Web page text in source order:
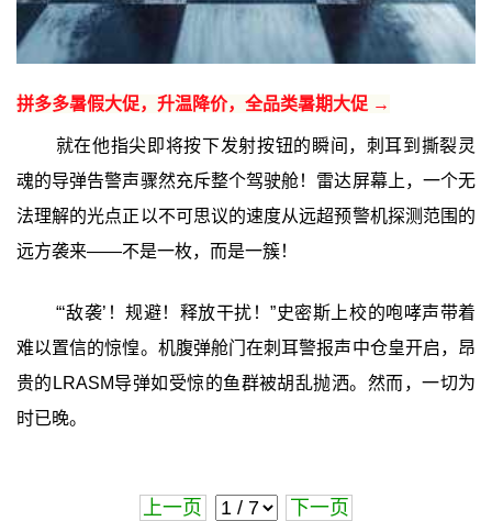
拼多多暑假大促，升温降价，全品类暑期大促 →
就在他指尖即将按下发射按钮的瞬间，刺耳到撕裂灵
魂的导弹告警声骤然充斥整个驾驶舱！雷达屏幕上，一个无
法理解的光点正以不可思议的速度从远超预警机探测范围的
远方袭来——不是一枚，而是一簇！
“‘敌袭’！规避！释放干扰！”史密斯上校的咆哮声带着
难以置信的惊惶。机腹弹舱门在刺耳警报声中仓皇开启，昂
贵的LRASM导弹如受惊的鱼群被胡乱抛洒。然而，一切为
时已晚。
上一页 下一页